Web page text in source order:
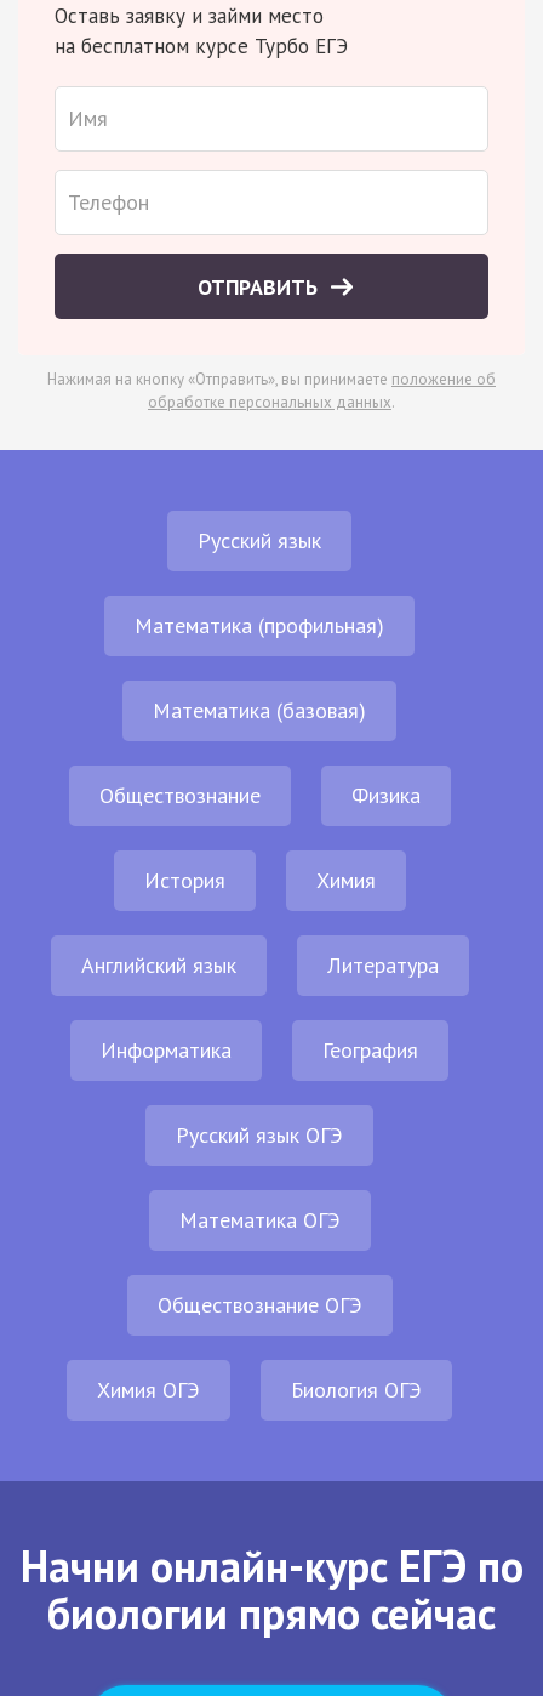
Оставь заявку и займи место
на бесплатном курсе Турбо ЕГЭ
ОТПРАВИТЬ
Нажимая на кнопку «Отправить», вы принимаете положение об
обработке персональных данных.
Русский язык
Математика (профильная)
Математика (базовая)
Обществознание Физика
История Химия
Английский язык Литература
Информатика География
Русский язык ОГЭ
Математика ОГЭ
Обществознание ОГЭ
Химия ОГЭ Биология ОГЭ
Начни онлайн-курс ЕГЭ по
биологии прямо сейчас